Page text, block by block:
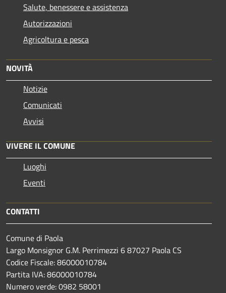
Salute, benessere e assistenza
Autorizzazioni
Agricoltura e pesca
NOVITÀ
Notizie
Comunicati
Avvisi
VIVERE IL COMUNE
Luoghi
Eventi
CONTATTI
Comune di Paola
Largo Monsignor G.M. Perrimezzi 6 87027 Paola CS
Codice Fiscale: 86000010784
Partita IVA: 86000010784
Numero verde: 0982 58001